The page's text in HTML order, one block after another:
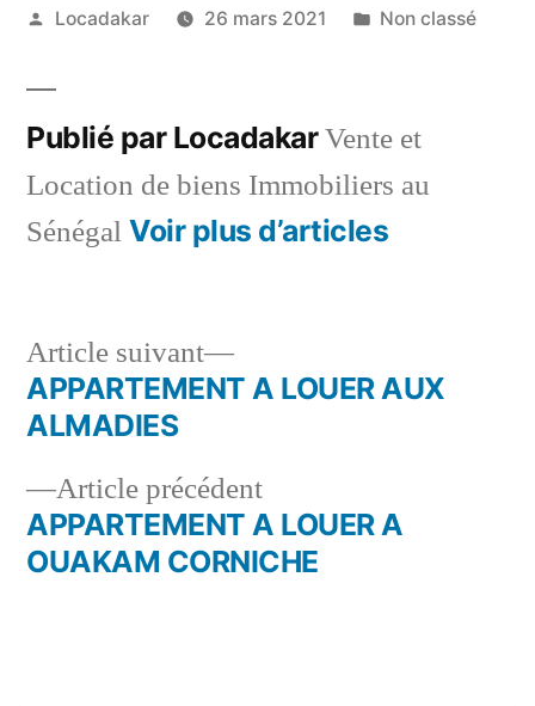
Publié
Locadakar 26 mars 2021
Publié
Non classé
Publié par LocadakarVente et
Location de biens Immobiliers au
Sénégal Voir plus d’articles
Navigation
l’article
Article précédentArticle
précédent :
APPARTEMENT A LOUER A
OUAKAM CORNICHE
Article suivant
Article
suivant :
APPARTEMENT A LOUER AUX
ALMADIES